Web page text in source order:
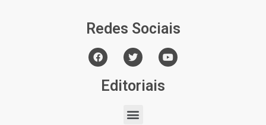
Redes Sociais
Editoriais